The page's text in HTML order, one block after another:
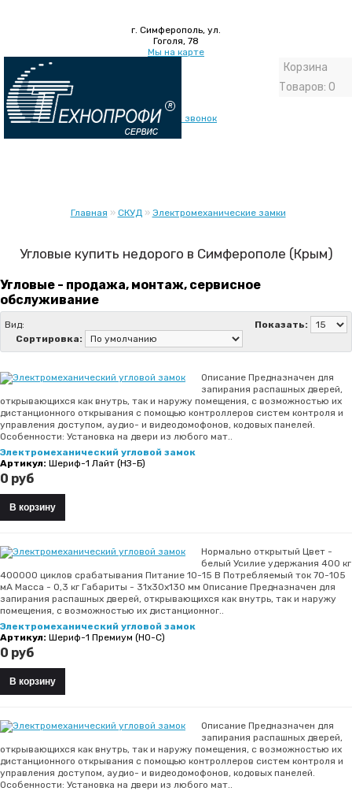
г. Симферополь, ул.
Гоголя, 78
Мы на карте
+7 (978) 831-16-15 - тех отдел
Обратный звонок
Корзина
Товаров: 0
Главная » СКУД» Электромеханические замки
Угловые купить недорого в Симферополе (Крым)
Угловые - продажа, монтаж, сервисное
обслуживание
Вид:
Показать:
Сортировка:
Описание Предназначен для
запирания распашных дверей,
открывающихся как внутрь, так и наружу помещения, с возможностью их
дистанционного открывания с помощью контроллеров систем контроля и
управления доступом, аудио- и видеодомофонов, кодовых панелей.
Особенности: Установка на двери из любого мат..
Электромеханический угловой замок
Артикул: Шериф-1 Лайт (НЗ-Б)
0 руб
Нормально открытый Цвет -
белый Усилие удержания 400 кг
400000 циклов срабатывания Питание 10-15 В Потребляемый ток 70-105
мА Масса - 0,3 кг Габариты - 31х30х130 мм Описание Предназначен для
запирания распашных дверей, открывающихся как внутрь, так и наружу
помещения, с возможностью их дистанционног..
Электромеханический угловой замок
Артикул: Шериф-1 Премиум (НО-С)
0 руб
Описание Предназначен для
запирания распашных дверей,
открывающихся как внутрь, так и наружу помещения, с возможностью их
дистанционного открывания с помощью контроллеров систем контроля и
управления доступом, аудио- и видеодомофонов, кодовых панелей.
Особенности: Установка на двери из любого мат..